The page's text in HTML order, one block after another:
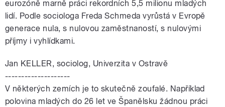
eurozóně marně práci rekordních 5,5 milionu mladých
lidí. Podle sociologa Freda Schmeda vyrůstá v Evropě
generace nula, s nulovou zaměstnaností, s nulovými
příjmy i vyhlídkami.
Jan KELLER, sociolog, Univerzita v Ostravě
--------------------
V některých zemích je to skutečně zoufalé. Například
polovina mladých do 26 let ve Španělsku žádnou práci